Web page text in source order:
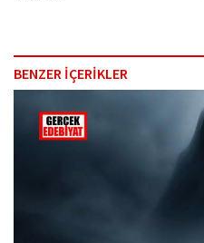
BENZER İÇERİKLER